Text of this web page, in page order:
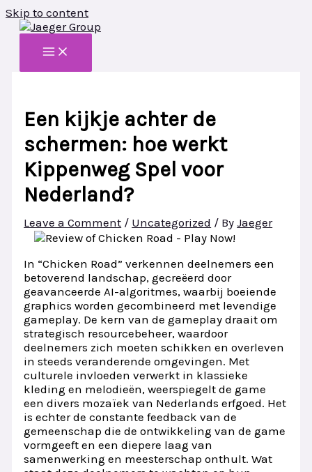
Skip to content
Een kijkje achter de
schermen: hoe werkt
Kippenweg Spel voor
Nederland?
Leave a Comment / Uncategorized / ByJaeger
In “Chicken Road” verkennen deelnemers een
betoverend landschap, gecreëerd door
geavanceerde AI-algoritmes, waarbij boeiende
graphics worden gecombineerd met levendige
gameplay. De kern van de gameplay draait om
strategisch resourcebeheer, waardoor
deelnemers zich moeten schikken en overleven
in steeds veranderende omgevingen. Met
culturele invloeden verwerkt in klassieke
kleding en melodieën, weerspiegelt de game
een divers mozaïek van Nederlands erfgoed. Het
is echter de constante feedback van de
gemeenschap die de ontwikkeling van de game
vormgeeft en een diepere laag van
samenwerking en meesterschap onthult. Wat